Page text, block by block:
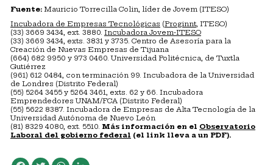
Fuente: Mauricio Torrecilla Colin, líder de Jovem (ITESO)
Incubadora de Empresas Tecnológicas (Proginnt, ITESO)
(33) 3669 3434, ext. 3880. Incubadora Jovem-ITESO
(33) 3669 3434, exts. 3831 y 3735. Centro de Asesoría para la
Creación de Nuevas Empresas de Tijuana
(664) 682 9950 y 973 0460. Universidad Politécnica, de Tuxtla
Gutiérrez
(961) 612 0484, con terminación 99. Incubadora de la Universidad
de Londres (Distrito Federal)
(55) 5264 3455 y 5264 3461, exts. 62 y 66. Incubadora
Emprendedores UNAM/FCA (Distrito Federal)
(55) 5622 8387. Incubadora de Empresas de Alta Tecnología de la
Universidad Autónoma de Nuevo León
(81) 8329 4080, ext. 5510. Más información en el Observatorio
Laboral del gobierno federal (el link lleva a un PDF).
Facebook
TwitterWhatsApp